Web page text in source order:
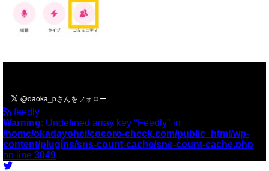
feedly
Warning: Undefined array key "Feedly" in
/home/okadayohei/cocoro-check.com/public_html/wp-
content/plugins/sns-count-cache/sns-count-cache.php
on line 3049